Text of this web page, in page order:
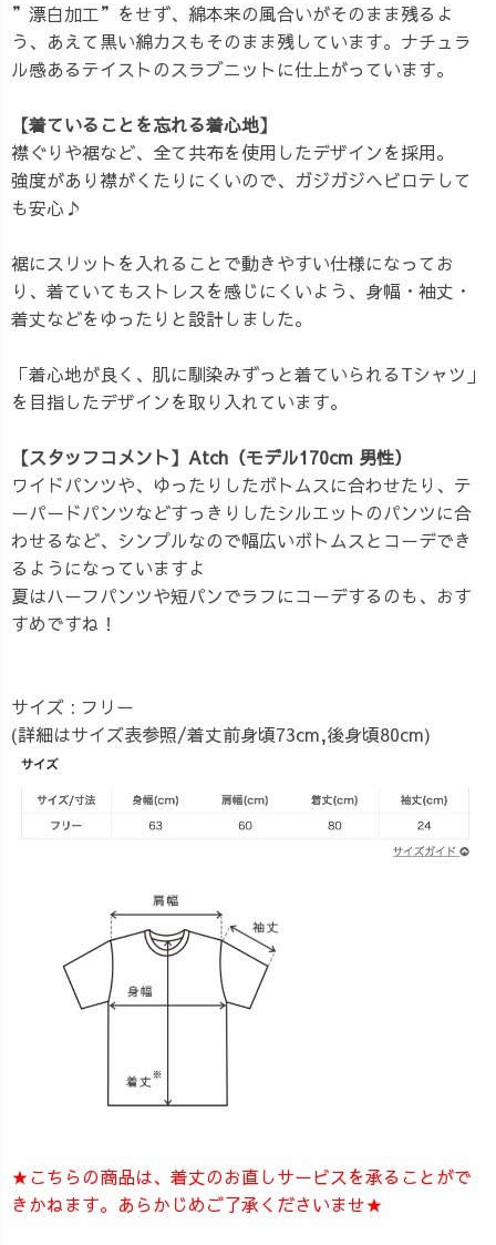
”漂白加工”をせず、綿本来の風合いがそのまま残るよ
う、あえて黒い綿カスもそのまま残しています。ナチュラ
ル感あるテイストのスラブニットに仕上がっています。
【着ていることを忘れる着心地】
襟ぐりや裾など、全て共布を使用したデザインを採用。
強度があり襟がくたりにくいので、ガジガジヘビロテして
も安心♪
裾にスリットを入れることで動きやすい仕様になってお
り、着ていてもストレスを感じにくいよう、身幅・袖丈・
着丈などをゆったりと設計しました。
「着心地が良く、肌に馴染みずっと着ていられるTシャツ」
を目指したデザインを取り入れています。
【スタッフコメント】Atch（モデル170cm 男性）
ワイドパンツや、ゆったりしたボトムスに合わせたり、テ
ーパードパンツなどすっきりしたシルエットのパンツに合
わせるなど、シンプルなので幅広いボトムスとコーデでき
るようになっていますよ
夏はハーフパンツや短パンでラフにコーデするのも、おす
すめですね！
サイズ : フリー
(詳細はサイズ表参照/着丈前身頃73cm,後身頃80cm)
★こちらの商品は、着丈のお直しサービスを承ることがで
きかねます。あらかじめご了承くださいませ★